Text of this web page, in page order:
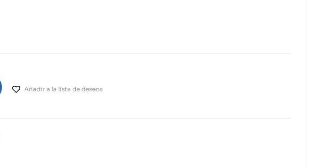
Añadir a la lista de deseos